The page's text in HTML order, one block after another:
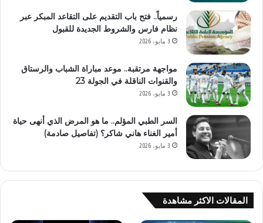
رسمياً.. فتح باب التقديم على التقاعد المبكر عبر
نظام فارس والشروط الجديدة للقبول
3 مايو، 2026
مواجهة مرتقبة.. موعد مباراة الشباب والرستاق
والقنوات الناقلة في الجولة 23
3 مايو، 2026
السر الطبي المؤلم.. ما هو المرض الذي أنهى حياة
أمير الغناء هاني شاكر؟ (تفاصيل صادمة)
3 مايو، 2026
المقالات الاكثر مشاهدة